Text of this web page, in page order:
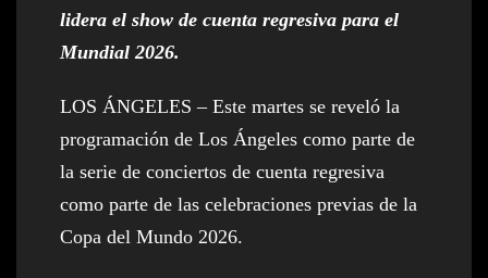
lidera el show de cuenta regresiva para el
Mundial 2026.
LOS ÁNGELES – Este martes se reveló la
programación de Los Ángeles como parte de
la serie de conciertos de cuenta regresiva
como parte de las celebraciones previas de la
Copa del Mundo 2026.